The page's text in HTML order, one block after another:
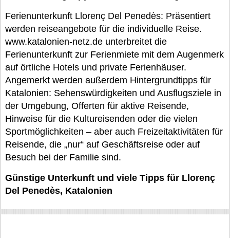
Ferienunterkunft Llorenç Del Penedès: Präsentiert
werden reiseangebote für die individuelle Reise.
www.katalonien-netz.de unterbreitet die
Ferienunterkunft zur Ferienmiete mit dem Augenmerk
auf örtliche Hotels und private Ferienhäuser.
Angemerkt werden außerdem Hintergrundtipps für
Katalonien: Sehenswürdigkeiten und Ausflugsziele in
der Umgebung, Offerten für aktive Reisende,
Hinweise für die Kultureisenden oder die vielen
Sportmöglichkeiten – aber auch Freizeitaktivitäten für
Reisende, die „nur“ auf Geschäftsreise oder auf
Besuch bei der Familie sind.
Günstige Unterkunft und viele Tipps für Llorenç
Del Penedès, Katalonien